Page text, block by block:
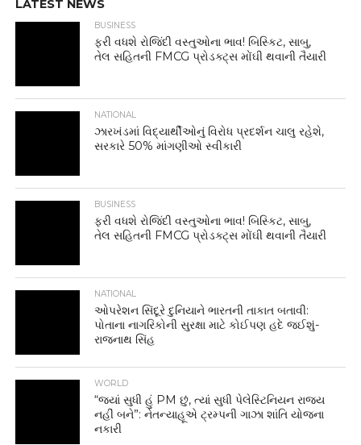
LATEST NEWS
BUSINESS
ફરી વધશે રોજિંદી વસ્તુઓના ભાવ! બિસ્કિટ, સાબુ,
તેલ સહિતની FMCG પ્રોડક્ટ્સ મોંઘી થવાની તૈયારી
NATIONAL
ઝારખંડમાં વિદ્યાર્થીઓનું વિરોધ પ્રદર્શન ચાલુ રહેશે,
સરકારે 50% માંગણીઓ સ્વીકારી
BUSINESS
ફરી વધશે રોજિંદી વસ્તુઓના ભાવ! બિસ્કિટ, સાબુ,
તેલ સહિતની FMCG પ્રોડક્ટ્સ મોંઘી થવાની તૈયારી
NATIONAL
ઓપરેશન સિંદૂરે દુનિયાને ભારતની તાકાત બતાવી:
પોતાના નાગરિકોની સુરક્ષા માટે કોઈપણ હદે જઈશું-
રાજનાથ સિંહ
WORLD
“જ્યાં સુધી હું PM છું, ત્યાં સુધી પેલેસ્ટિનિયન રાજ્ય
નહીં બને”: નેતન્યાહૂએ ટ્રમ્પની ગાઝા શાંતિ યોજના
નકારી